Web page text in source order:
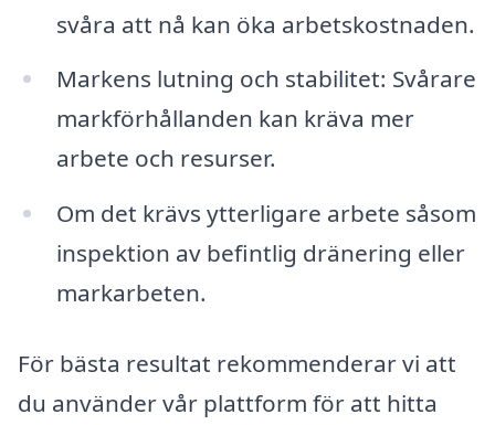
svåra att nå kan öka arbetskostnaden.
Markens lutning och stabilitet: Svårare
markförhållanden kan kräva mer
arbete och resurser.
Om det krävs ytterligare arbete såsom
inspektion av befintlig dränering eller
markarbeten.
För bästa resultat rekommenderar vi att
du använder vår plattform för att hitta